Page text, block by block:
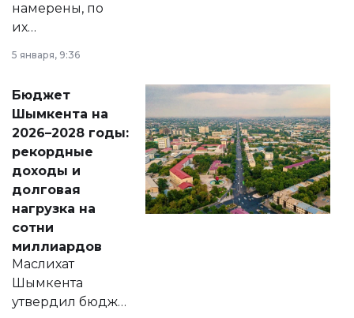
намерены, по
их
принести
народу
Венесуэлы.
5 января, 9:36
Бюджет
Шымкента на
2026–2028 годы:
рекордные
доходы и
долговая
нагрузка на
сотни
миллиардов
Маслихат
Шымкента
утвердил бюджет